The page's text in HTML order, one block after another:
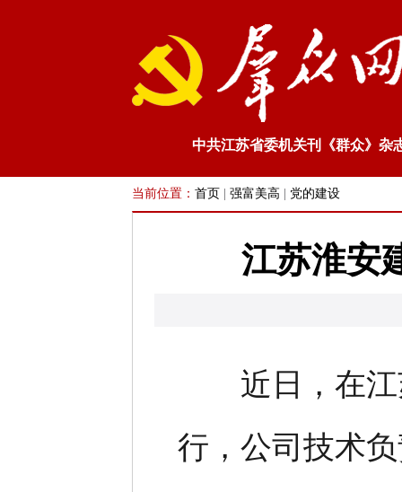
中共江苏省委机关刊《群众》杂
当前位置： 首页 强富美高 党的建设
江苏淮安
近日，在江
行，公司技术